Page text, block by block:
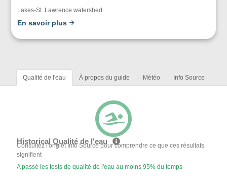
Lakes-St. Lawrence watershed.
En savoir plus
Qualité de l'eau À propos du guide Météo Info Source
Historical Qualité de l'eau
Consultez l'onglet Info Source pour comprendre ce que ces résultats
signifient
A passé les tests de qualité de l'eau au moins 95% du temps